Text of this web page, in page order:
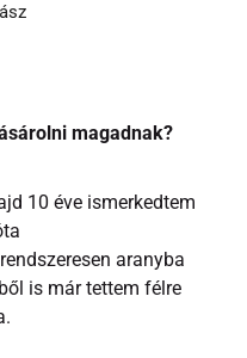
magadnak?
10 éve ismerkedtem
aranyba
is már tettem félre